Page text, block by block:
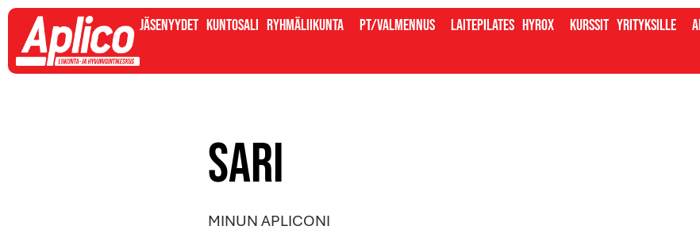
Jäsenyydet Kuntosali Ryhmäliikunta PT/valmennus Laitepilates Hyrox Kurssit Yrityksille
Sari
MINUN APLICONI